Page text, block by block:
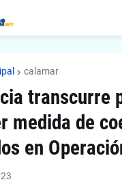
calamar
transcurre
medida de
en